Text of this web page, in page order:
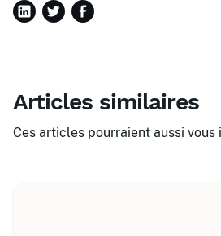
Articles similaires
Ces articles pourraient aussi vous